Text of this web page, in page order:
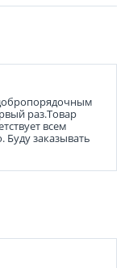
раз.Товар
всем
Буду заказывать